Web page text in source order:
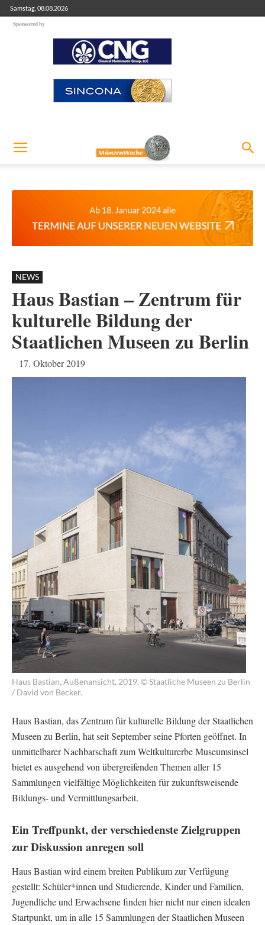
Samstag, 08.08.2026
Sponsored by
NEWS
Haus Bastian – Zentrum für
kulturelle Bildung der
Staatlichen Museen zu Berlin
17. Oktober 2019
Haus Bastian, Außenansicht, 2019. © Staatliche Museen zu Berlin
/ David von Becker.
Haus Bastian, das Zentrum für kulturelle Bildung der Staatlichen
Museen zu Berlin, hat seit September seine Pforten geöffnet. In
unmittelbarer Nachbarschaft zum Weltkulturerbe Museumsinsel
bietet es ausgehend von übergreifenden Themen aller 15
Sammlungen vielfältige Möglichkeiten für zukunftsweisende
Bildungs- und Vermittlungsarbeit.
Ein Treffpunkt, der verschiedenste Zielgruppen
zur Diskussion anregen soll
Haus Bastian wird einem breiten Publikum zur Verfügung
gestellt: Schüler*innen und Studierende, Kinder und Familien,
Jugendliche und Erwachsene finden hier nicht nur einen idealen
Startpunkt, um in alle 15 Sammlungen der Staatlichen Museen